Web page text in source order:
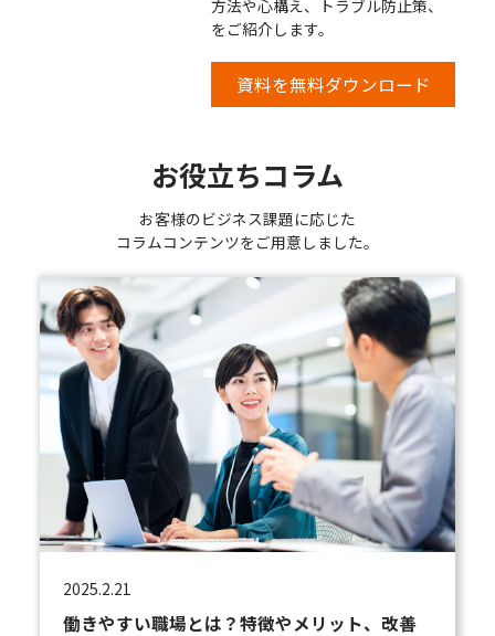
方法や心構え、トラブル防止策、
をご紹介します。
資料を無料ダウンロード
お役立ちコラム
お客様のビジネス課題に応じた
コラムコンテンツをご用意しました。
2025.2.21
働きやすい職場とは？特徴やメリット、改善